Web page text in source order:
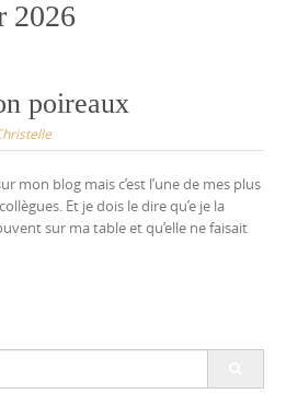
2026
poireaux
mon blog mais c’est l’une de mes plus
Et je dois le dire qu’e je la
sur ma table et qu’elle ne faisait